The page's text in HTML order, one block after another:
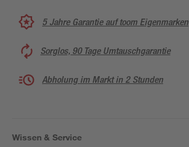
5 Jahre Garantie auf toom Eigenmarken
Sorglos, 90 Tage Umtauschgarantie
Abholung im Markt in 2 Stunden
Wissen & Service